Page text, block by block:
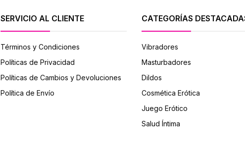
SERVICIO AL CLIENTE
Términos y Condiciones
Políticas de Privacidad
Políticas de Cambios y Devoluciones
Política de Envío
CATEGORÍAS
Vibradores
Masturbadores
Dildos
Cosmética Erótica
Juego Erótico
Salud Íntima